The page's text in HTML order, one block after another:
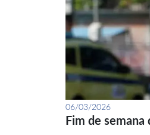
06/03/2026
Fim de